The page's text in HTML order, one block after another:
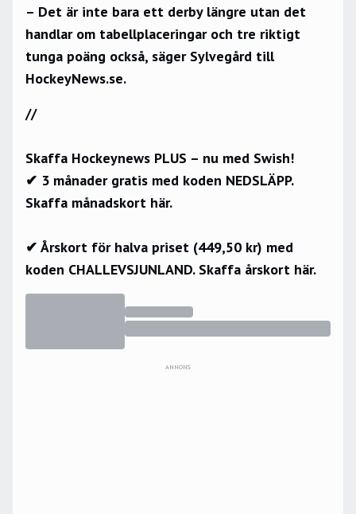
– Det är inte bara ett derby längre utan det
handlar om tabellplaceringar och tre riktigt
tunga poäng också, säger Sylvegård till
HockeyNews.se.
//
Skaffa Hockeynews PLUS – nu med Swish!
✔ 3 månader gratis med koden NEDSLÄPP.
Skaffa månadskort här.
✔ Årskort för halva priset (449,50 kr) med
koden CHALLEVSJUNLAND. Skaffa årskort här.
ANNONS